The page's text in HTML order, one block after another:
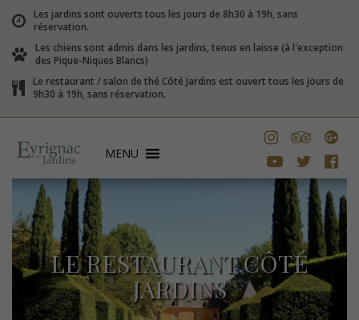
Les jardins sont ouverts tous les jours de 8h30 à 19h, sans
réservation.
Les chiens sont admis dans les jardins, tenus en laisse (à l'exception
des Pique-Niques Blancs)
Le restaurant / salon de thé Côté Jardins est ouvert tous les jours de
9h30 à 19h, sans réservation.
MENU
LE RESTAURANT CÔTÉ
JARDINS